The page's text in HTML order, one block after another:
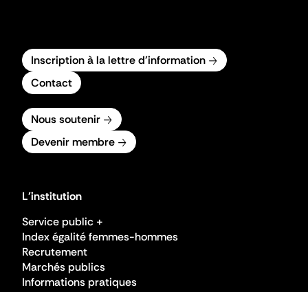
Inscription à la lettre d'information
Contact
Nous soutenir
Devenir membre
L'institution
Service public +
Index égalité femmes-hommes
Recrutement
Marchés publics
Informations pratiques